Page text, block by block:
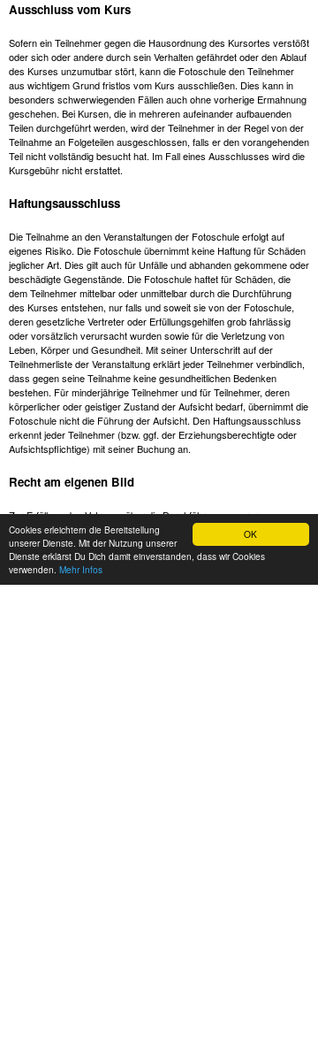
OK
Cookies erleichtern die Bereitstellung
unserer Dienste. Mit der Nutzung unserer
Dienste erklärst Du Dich damit einverstanden, dass wir Cookies
verwenden. Mehr Infos
Ausschluss vom Kurs
Sofern ein Teilnehmer gegen die Hausordnung des Kursortes verstößt
oder sich oder andere durch sein Verhalten gefährdet oder den Ablauf
des Kurses unzumutbar stört, kann die Fotoschule den Teilnehmer
aus wichtigem Grund fristlos vom Kurs ausschließen. Dies kann in
besonders schwerwiegenden Fällen auch ohne vorherige Ermahnung
geschehen. Bei Kursen, die in mehreren aufeinander aufbauenden
Teilen durchgeführt werden, wird der Teilnehmer in der Regel von der
Teilnahme an Folgeteilen ausgeschlossen, falls er den vorangehenden
Teil nicht vollständig besucht hat. Im Fall eines Ausschlusses wird die
Kursgebühr nicht erstattet.
Haftungsausschluss
Die Teilnahme an den Veranstaltungen der Fotoschule erfolgt auf
eigenes Risiko. Die Fotoschule übernimmt keine Haftung für Schäden
jeglicher Art. Dies gilt auch für Unfälle und abhanden gekommene oder
beschädigte Gegenstände. Die Fotoschule haftet für Schäden, die
dem Teilnehmer mittelbar oder unmittelbar durch die Durchführung
des Kurses entstehen, nur falls und soweit sie von der Fotoschule,
deren gesetzliche Vertreter oder Erfüllungsgehilfen grob fahrlässig
oder vorsätzlich verursacht wurden sowie für die Verletzung von
Leben, Körper und Gesundheit. Mit seiner Unterschrift auf der
Teilnehmerliste der Veranstaltung erklärt jeder Teilnehmer verbindlich,
dass gegen seine Teilnahme keine gesundheitlichen Bedenken
bestehen. Für minderjährige Teilnehmer und für Teilnehmer, deren
körperlicher oder geistiger Zustand der Aufsicht bedarf, übernimmt die
Fotoschule nicht die Führung der Aufsicht. Den Haftungsausschluss
erkennt jeder Teilnehmer (bzw. ggf. der Erziehungsberechtigte oder
Aufsichtspflichtige) mit seiner Buchung an.
Recht am eigenen Bild
Zur Erfüllung des Vetrages über die Durchführung unserer
Veranstaltungen gehört es, dass die Teilnehmer sich gegenseitig
fotografieren. Diese praktischen Übungen sind fester Teil des
Konzepts der Fotoschule. Auch die Aufnahme eines Gruppenbildes
durch den Trainer zur Erinnerung an das Gruppenerlebnis ist ein
Vertragsbestandteil. Die Aufnahmen werden den Teilnehmern nach